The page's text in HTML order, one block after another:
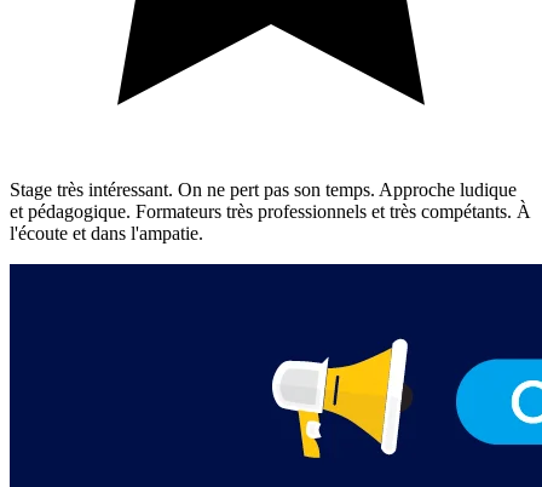
Stage très intéressant. On ne pert pas son temps. Approche ludique
et pédagogique. Formateurs très professionnels et très compétants. À
l'écoute et dans l'ampatie.